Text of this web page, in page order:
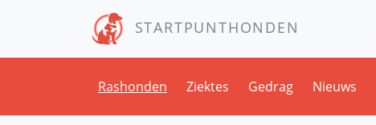
STARTPUNTHONDEN
Rashonden Ziektes Gedrag Nieuws